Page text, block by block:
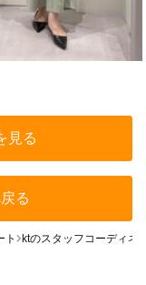
見る
る
ト ktのスタッフコーディネ